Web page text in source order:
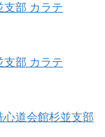
支部 カラテ
支部 カラテ
心道会館杉並支部